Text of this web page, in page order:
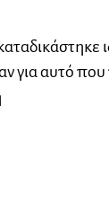
για αυτό